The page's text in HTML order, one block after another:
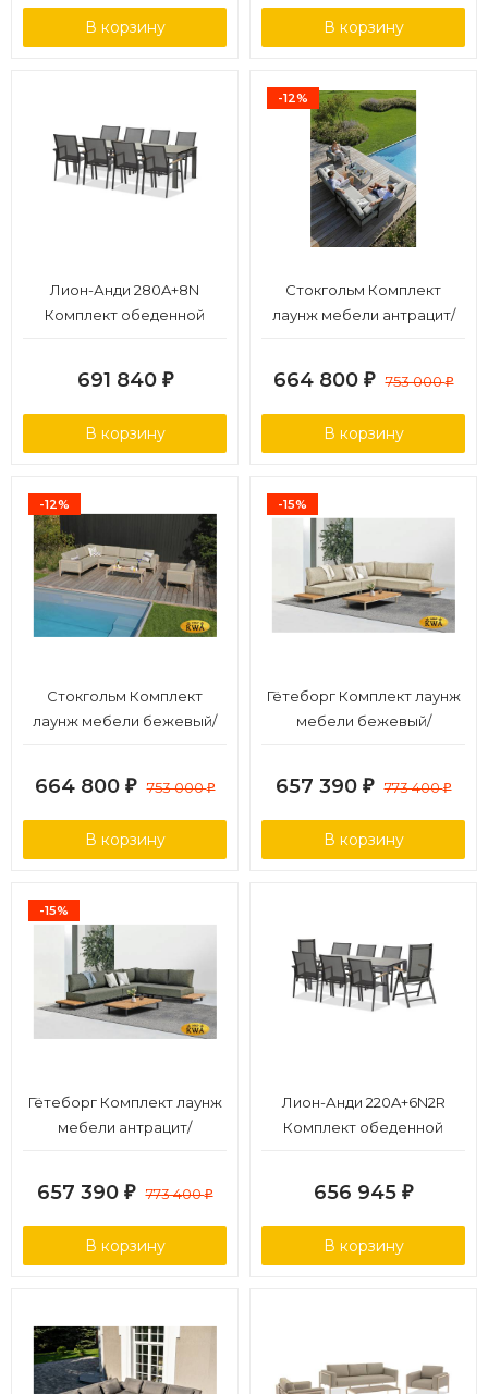
В корзину В корзину
Лион-Анди 280A+8N
Комплект обеденной
камень/тик
691 840 ₽
В корзину
-12%
Стокгольм Комплект
лаунж мебели антрацит/
664 800 ₽ 753 000₽
В корзину
-12%
Стокгольм Комплект
лаунж мебели бежевый/
664 800 ₽ 753 000₽
В корзину
-15%
Гётеборг Комплект лаунж
мебели бежевый/
657 390 ₽ 773 400₽
В корзину
-15%
Гётеборг Комплект лаунж
мебели антрацит/
657 390 ₽ 773 400₽
В корзину
Лион-Анди 220A+6N2R
Комплект обеденной
камень/тик
656 945 ₽
В корзину